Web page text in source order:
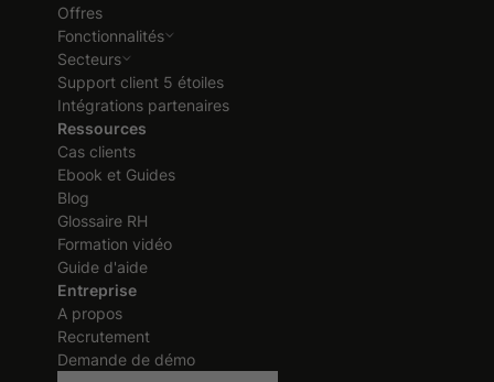
Offres
Fonctionnalités
Secteurs
Support client 5 étoiles
Intégrations partenaires
Ressources
Cas clients
Ebook et Guides
Blog
Glossaire RH
Formation vidéo
Guide d'aide
Entreprise
A propos
Recrutement
Demande de démo